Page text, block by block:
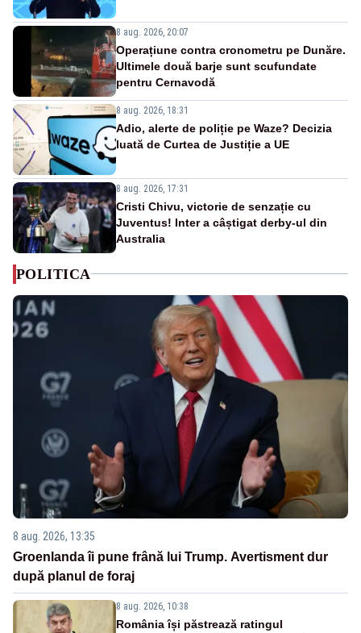
8 aug. 2026, 20:07
Operațiune contra cronometru pe Dunăre.
Ultimele două barje sunt scufundate
pentru Cernavodă
8 aug. 2026, 18:31
Adio, alerte de poliție pe Waze? Decizia
luată de Curtea de Justiție a UE
8 aug. 2026, 17:31
Cristi Chivu, victorie de senzație cu
Juventus! Inter a câștigat derby-ul din
Australia
POLITICA
8 aug. 2026, 13:35
Groenlanda îi pune frână lui Trump. Avertisment dur
după planul de foraj
8 aug. 2026, 10:38
România își păstrează ratingul